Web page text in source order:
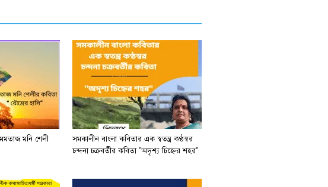
মনি শেলী
সমকালীন বাংলা কবিতার এক স্বতন্ত্র কণ্ঠস্বর
চন্দনা চক্রবর্তীর কবিতা ”অদৃশ্য চিহ্নের শহর”